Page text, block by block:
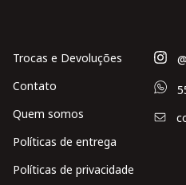
Trocas e Devoluções
Contato
Quem somos
Políticas de entrega
Políticas de privacidade